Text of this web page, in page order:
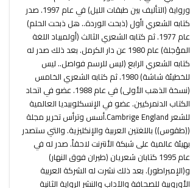
ورواية (التأليف بين طبقات الليل) في عام 1997. صدر
كتابه الشعري اأول (ذبحت الوردة.. هل ذبحت الحلم)
عام 1977. ثم كتابه الشعري الثالث (أولمبياد اللغة
المؤجلة) عام 1980 عن دار الكرمل. بعد ذلك صدر له
كتابه الشعري الرابع (ليس للرسم فواصل.. ليس
للخطيئة شاشة) 1980. ثم كتابه الشعري الخامس
(نسخة الذهب الأولى) في عام 1988. عضو في اتحاد
الكتاب الدنمركيين. عضو في الإنسكلوبيديا العالمية
للشعر Cambrige England.أسس وترأس تحرير مجلة
((طقوس)) باللغتين العربية والإنكليزية. والتي ستصدر
بهيئة عالمية على شبكة الأنترنت لاحقاً. صدر له في
عام 1995 كتابان شعريان (طيران فوق النهار)
و(الإمبراطور). بعد ذلك نشرت له الشركة العربية
الأوروبية للصحافة والآداب والنشر الرواية الثانية